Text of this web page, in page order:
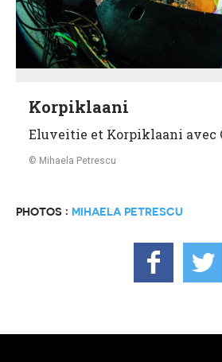
Korpiklaani
Eluveitie et Korpiklaani avec
Mihaela Petrescu
PHOTOS : MIHAELA PETRESCU